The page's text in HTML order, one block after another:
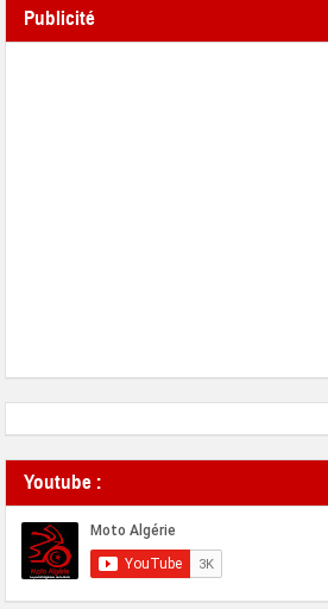
Publicité
Youtube :